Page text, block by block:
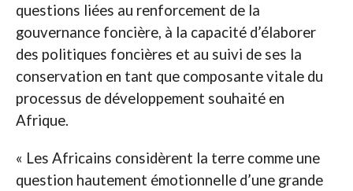
questions liées au renforcement de la
gouvernance foncière, à la capacité d’élaborer
des politiques foncières et au suivi de ses la
conservation en tant que composante vitale du
processus de développement souhaité en
Afrique.
« Les Africains considèrent la terre comme une
question hautement émotionnelle d’une grande